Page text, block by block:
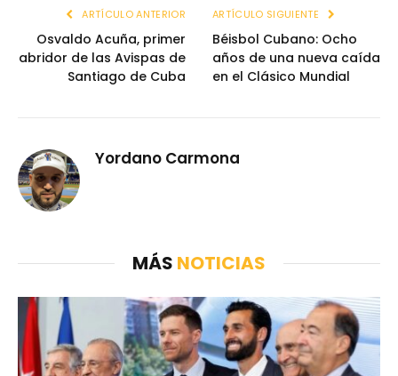
ARTÍCULO ANTERIOR
Osvaldo Acuña, primer
abridor de las Avispas de
Santiago de Cuba
ARTÍCULO SIGUIENTE
Béisbol Cubano: Ocho
años de una nueva caída
en el Clásico Mundial
Yordano Carmona
MÁS NOTICIAS